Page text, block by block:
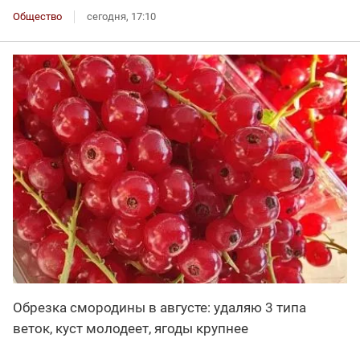
Общество сегодня, 17:10
Обрезка смородины в августе: удаляю 3 типа
веток, куст молодеет, ягоды крупнее